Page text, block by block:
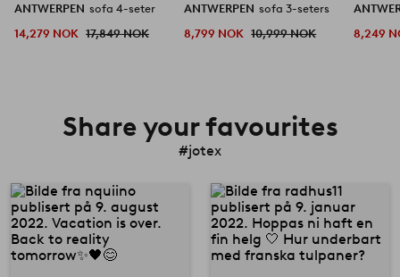
ANTWERPEN sofa 4-seter
14,279 NOK 17,849 NOK
ANTWERPEN sofa 3-seters
8,799 NOK 10,999 NOK
8,249
Share your favourites
#jotex